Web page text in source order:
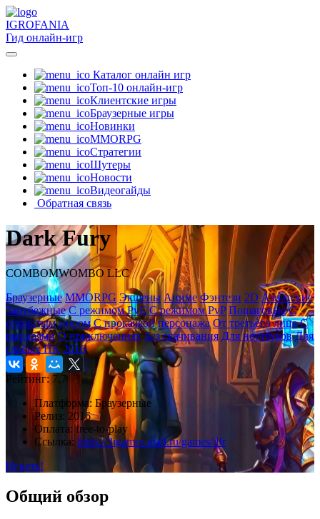
IGROFANIA
Гид онлайн-игр
Каталог онлайн игр
Топ-10 онлайн-игр
Клиентские игры
Браузерные игры
Новинки
MMORPG
Стратегии
Шутеры
Новости
Видеогайды
Обратная связь
Dark Fury
COMBOMWOMBO LLC
Браузерные MMORPG Экшены Аниме Фэнтези 2D Азиатские
Зарубежные С режимом PvE С режимом PvP Пошаговые С
открытым миром С прокачкой персонажа От третьего лица С
рыцарями О приключениях Без скачивания Для ноутбуков Для
слабых ПК 2016
Рейтинг: 7.7
Платформа: Браузерные
Релиз: 2016
Оплата:free-to-play
Ссылка: https://3igames.mail.ru/games/dfr
Играть!
Общий обзор